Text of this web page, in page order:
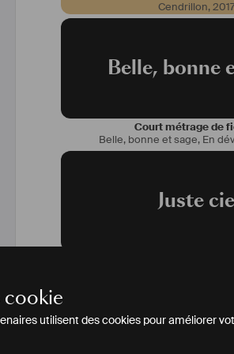
cookie
utilisent des cookies pour améliorer
Cendrillon,
Belle, bonne
Court métrage de
Belle, bonne et sage, En
Juste